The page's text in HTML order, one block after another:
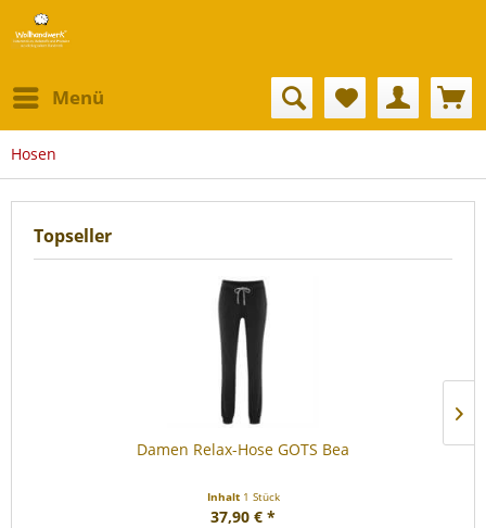
Menü
Hosen
Topseller
Damen Relax-Hose GOTS Bea
Inhalt 1 Stück
37,90 € *